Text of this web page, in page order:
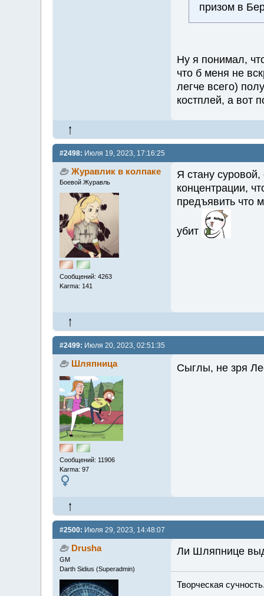
призом в
Ну я понимал,
что б меня не
легче всего)
костплей, а вот
#2498: Июля 19, 2023, 17:16:25
Журавлик в колпаке
Боевой Журавль
Сообщений: 4263
Karma: 141
Я стану
концентрации,
предъявить что
убит
#2499: Июля 20, 2023, 02:51:35
Шляпница
Сообщений: 11906
Karma: 97
Сыглы, не зря
#2500: Июля 29, 2023, 14:48:07
Drusha
GM
Darth Sidius (Superadmin)
Ли Шляпнице
Творческая